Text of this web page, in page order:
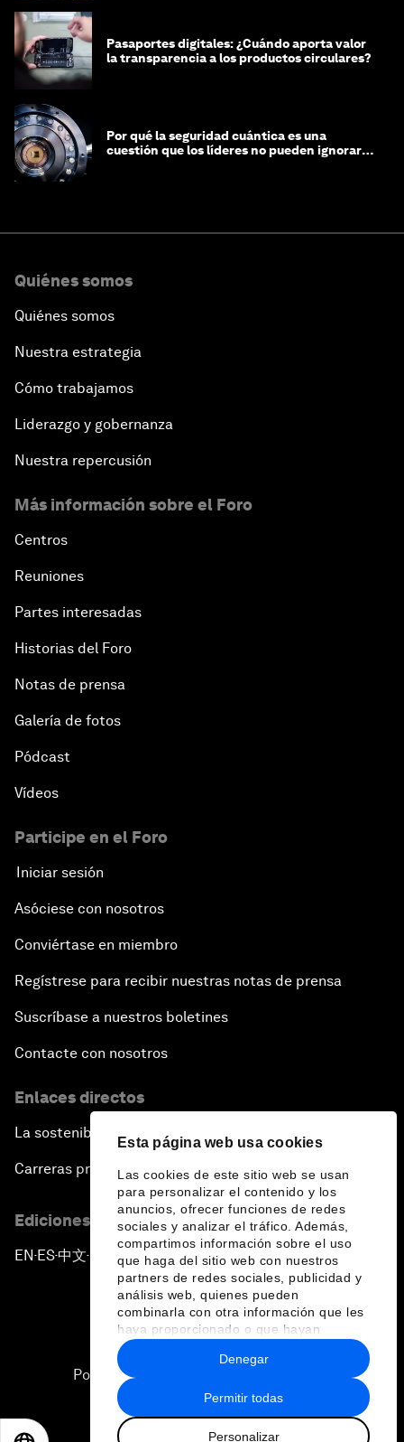
Esta página web usa cookies
Las cookies de este sitio web se usan
para personalizar el contenido y los
anuncios, ofrecer funciones de redes
sociales y analizar el tráfico. Además,
compartimos información sobre el uso
que haga del sitio web con nuestros
partners de redes sociales, publicidad y
análisis web, quienes pueden
combinarla con otra información que les
haya proporcionado o que hayan
recopilado a partir del uso que haya
hecho de sus servicios.
Permitir todas
Personalizar
Denegar
Pasaportes digitales: ¿Cuándo aporta valor
la transparencia a los productos circulares?
Por qué la seguridad cuántica es una
cuestión que los líderes no pueden ignorar
Quiénes somos
Quiénes somos
Nuestra estrategia
Cómo trabajamos
Liderazgo y gobernanza
Nuestra repercusión
Más información sobre el Foro
Centros
Reuniones
Partes interesadas
Historias del Foro
Notas de prensa
Galería de fotos
Pódcast
Vídeos
Participe en el Foro
Iniciar sesión
Asóciese con nosotros
Conviértase en miembro
Regístrese para recibir nuestras notas de prensa
Suscríbase a nuestros boletines
Contacte con nosotros
Enlaces directos
La sostenibilidad en el Foro
Carreras profesionales
Ediciones en otros idiomas
EN ▪ES▪中文▪ 日本語
Política de privacidad y normas de uso
Sitemap